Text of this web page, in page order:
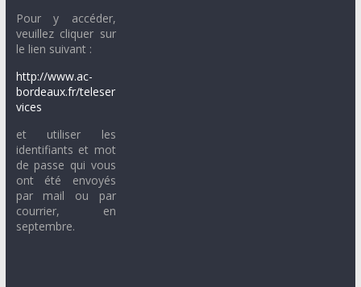
Pour y accéder,
veuillez cliquer sur
le lien suivant :
http://www.ac-
bordeaux.fr/teleser
vices
et utiliser les
identifiants et mot
de passe qui vous
ont été envoyés
par mail ou par
courrier, en
septembre.